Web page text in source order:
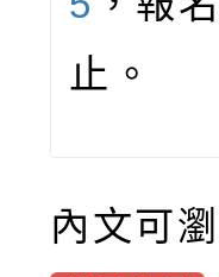
止。
內文可